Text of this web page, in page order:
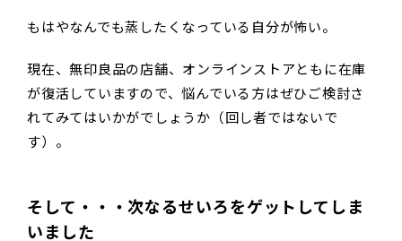
もはやなんでも蒸したくなっている自分が怖い。
現在、無印良品の店舗、オンラインストアともに在庫
が復活していますので、悩んでいる方はぜひご検討さ
れてみてはいかがでしょうか（回し者ではないで
す）。
そして・・・次なるせいろをゲットしてしま
いました